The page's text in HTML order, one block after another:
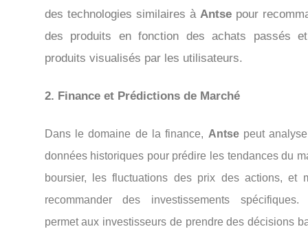
des technologies similaires à Antsepour
des produits en fonction des achats passés
produits visualisés par les utilisateurs.
2. Finance et Prédictions de Marché
Dans le domaine de la finance, Antsepeut
données historiques pour prédire les tendances du
boursier, les fluctuations des prix des actions, et
recommander des investissements spécifiques.
permet aux investisseurs de prendre des décisions